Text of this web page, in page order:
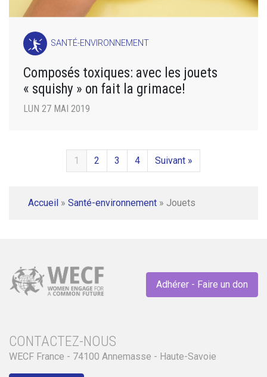
SANTÉ-ENVIRONNEMENT
Composés toxiques: avec les jouets
« squishy » on fait la grimace!
LUN 27 MAI 2019
1 2 3 4 Suivant »
Accueil » Santé-environnement » Jouets
Adhérer - Faire un don
CONTACTEZ-NOUS
WECF France - 74100 Annemasse - Haute-Savoie